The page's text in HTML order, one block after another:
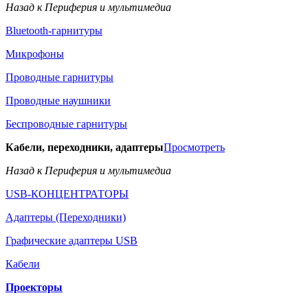
Назад к Периферия и мультимедиа
Bluetooth-гарнитуры
Микрофоны
Проводные гарнитуры
Проводные наушники
Беспроводные гарнитуры
Кабели, переходники, адаптерыПросмотреть
Назад к Периферия и мультимедиа
USB-КОНЦЕНТРАТОРЫ
Адаптеры (Переходники)
Графические адаптеры USB
Кабели
Проекторы